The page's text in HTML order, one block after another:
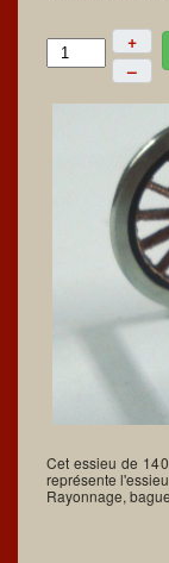
+
–
Cet essieu de
représente l'essieu
Rayonnage,